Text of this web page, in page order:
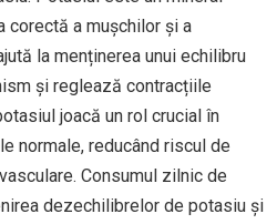
corectă a mușchilor și a
la menținerea unui echilibru
și reglează contracțiile
joacă un rol crucial în
normale, reducând riscul de
Consumul zilnic de
dezechilibrelor de potasiu și